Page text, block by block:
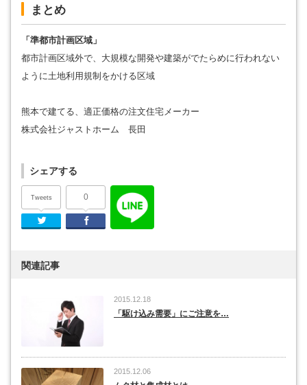
まとめ
「準都市計画区域」
都市計画区域外で、大規模な開発や建築がでたらめに行われない
ように土地利用規制をかける区域
熊本で建てる、適正価格の注文住宅メーカー
株式会社ジャストホーム 長田
シェアする
Tweets
Twitter
0
Facebook
関連記事
2015.12.18
「駆け込み需要」にご注意を…
2015.12.06